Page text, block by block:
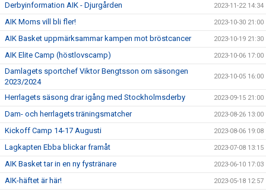
Derbyinformation AIK - Djurgården 2023-11-22 14:34
AIK Moms vill bli fler! 2023-10-30 21:00
AIK Basket uppmärksammar kampen mot bröstcancer 2023-10-19 21:30
AIK Elite Camp (höstlovscamp) 2023-10-06 17:00
Damlagets sportchef Viktor Bengtsson om säsongen
2023/2024
2023-10-05 16:00
Herrlagets säsong drar igång med Stockholmsderby 2023-09-15 21:00
Dam- och herrlagets träningsmatcher 2023-08-26 13:00
Kickoff Camp 14-17 Augusti 2023-08-06 19:08
Lagkapten Ebba blickar framåt 2023-07-08 13:15
AIK Basket tar in en ny fystränare 2023-06-10 17:03
AIK-häftet är här! 2023-05-18 12:57